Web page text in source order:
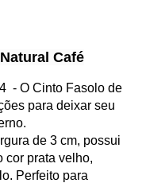
Café
- O Cinto Fasolo de
para deixar seu
de 3 cm, possui
cor prata velho,
Perfeito para